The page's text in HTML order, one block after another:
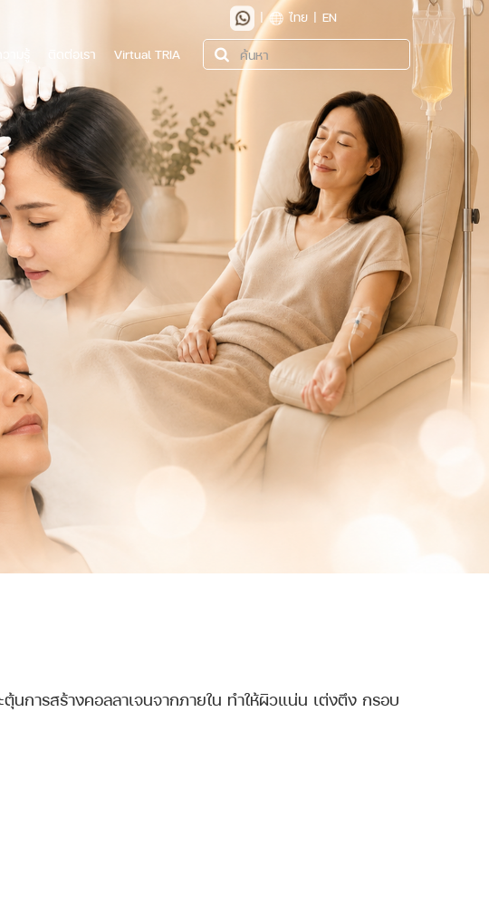
| ไทย | EN
ค้นหา
ติดต่อเรา Virtual TRIA
การสร้างคอลลาเจนจากภายใน ทำให้ผิวแน่น เต่งตึง กรอบ